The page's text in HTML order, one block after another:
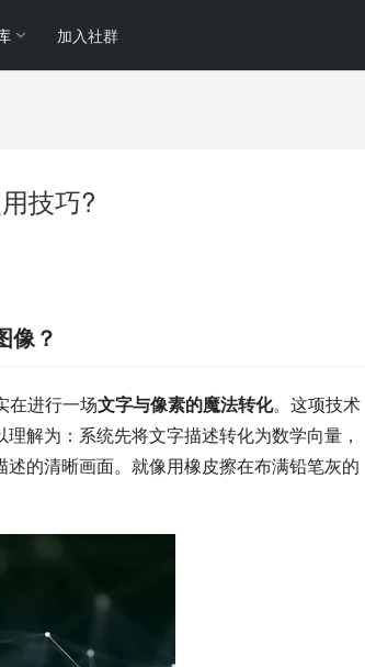
加入社群
技巧?
像？
在进行一场文字与像素的魔法转化。这项技术
解为：系统先将文字描述转化为数学向量，
的清晰画面。就像用橡皮擦在布满铅笔灰的